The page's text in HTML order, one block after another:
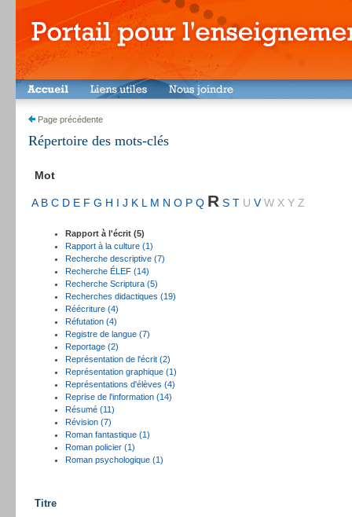
Page précédente
Répertoire des mots-clés
Mot
A B C D E F G H I J K L M N O P Q R S T U V W X Y Z
Rapport à l'écrit (5)
Rapport à la culture (1)
Recherche descriptive (7)
Recherche ÉLEF (14)
Recherche Scriptura (5)
Recherches didactiques (19)
Réécriture (4)
Réfutation (4)
Registre de langue (7)
Reportage (2)
Représentation de l'écrit (2)
Représentation graphique (1)
Représentations d'élèves (4)
Reprise de l'information (14)
Résumé (11)
Révision (7)
Roman fantastique (1)
Roman policier (1)
Roman psychologique (1)
Titre